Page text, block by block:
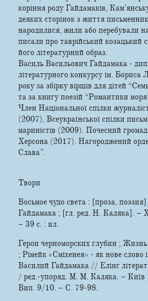
коріння роду Гайдамаків,
деяких сторінок з життя
народилися, жили або перебували
писали про таврійський козацький
його літературний образ.
Василь Васильович Гайдамака -
літературного конкурсу ім. Бориса
року за збірку віршів для дітей
та за книгу поезій “Романтики
Член Національної спілки
(2007), Всеукраїнської спілки
мариністів (2009). Почесний
Херсона (2017). Нагороджений
Слава”.
Твори
Восьмое чудо света : [проза,
Гайдамака ; [гл. ред. Н. Каляка]. –
– 39 с. : ил.
Герои черноморских глубин ;
; Рімейк «Сміхенея» - як нове слово
Василий Гайдамака // Елінг
/ ред.-упоряд. М. М. Каляка. – Київ
Вип. 9/10. – С. 79-98.